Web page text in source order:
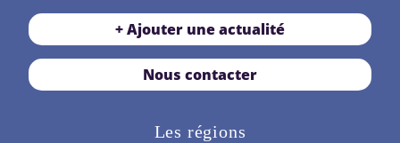
+ Ajouter une actualité
Nous contacter
Les régions